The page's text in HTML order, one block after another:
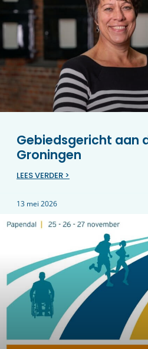
Gebiedsgericht aan
Groningen
LEES VERDER >
13 mei 2026